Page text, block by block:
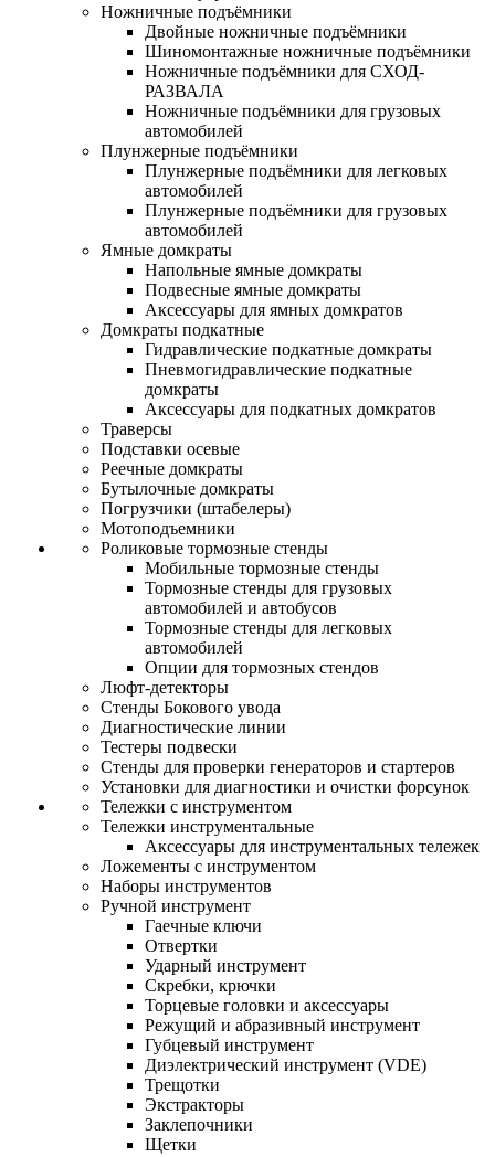
Ножничные подъёмники
Двойные ножничные подъёмники
Шиномонтажные ножничные подъёмники
Ножничные подъёмники для СХОД-
РАЗВАЛА
Ножничные подъёмники для грузовых
автомобилей
Плунжерные подъёмники
Плунжерные подъёмники для легковых
автомобилей
Плунжерные подъёмники для грузовых
автомобилей
Ямные домкраты
Напольные ямные домкраты
Подвесные ямные домкраты
Аксессуары для ямных домкратов
Домкраты подкатные
Гидравлические подкатные домкраты
Пневмогидравлические подкатные
домкраты
Аксессуары для подкатных домкратов
Траверсы
Подставки осевые
Реечные домкраты
Бутылочные домкраты
Погрузчики (штабелеры)
Мотоподъемники
Роликовые тормозные стенды
Мобильные тормозные стенды
Тормозные стенды для грузовых
автомобилей и автобусов
Тормозные стенды для легковых
автомобилей
Опции для тормозных стендов
Люфт-детекторы
Стенды Бокового увода
Диагностические линии
Тестеры подвески
Стенды для проверки генераторов и стартеров
Установки для диагностики и очистки форсунок
Тележки с инструментом
Тележки инструментальные
Аксессуары для инструментальных тележек
Ложементы с инструментом
Наборы инструментов
Ручной инструмент
Гаечные ключи
Отвертки
Ударный инструмент
Скребки, крючки
Торцевые головки и аксессуары
Режущий и абразивный инструмент
Губцевый инструмент
Диэлектрический инструмент (VDE)
Трещотки
Экстракторы
Заклепочники
Щетки